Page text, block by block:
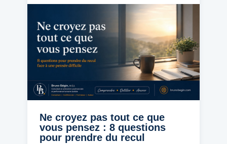
Ne croyez pas tout ce que
vous pensez : 8 questions
pour prendre du recul